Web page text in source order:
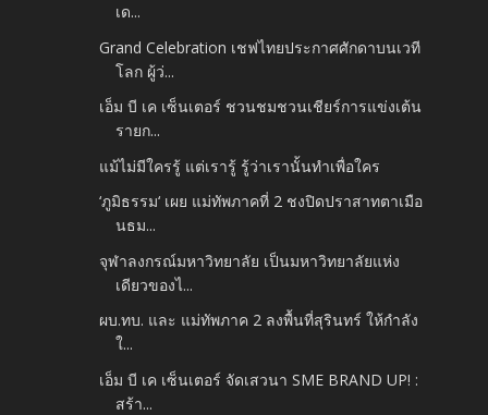
เด...
Grand Celebration เชฟไทยประกาศศักดาบนเวที
โลก ผู้ว่...
เอ็ม บี เค เซ็นเตอร์ ชวนชมชวนเชียร์การแข่งเต้น
รายก...
แม้ไม่มีใครรู้ แต่เรารู้ รู้ว่าเรานั้นทำเพื่อใคร
‘ภูมิธรรม‘ เผย แม่ทัพภาคที่ 2 ชงปิดปราสาทตาเมือ
นธม...
จุฬาลงกรณ์มหาวิทยาลัย เป็นมหาวิทยาลัยแห่ง
เดียวของไ...
ผบ.ทบ. และ แม่ทัพภาค 2 ลงพื้นที่สุรินทร์ ให้กำลัง
ใ...
เอ็ม บี เค เซ็นเตอร์ จัดเสวนา SME BRAND UP! :
สร้า...